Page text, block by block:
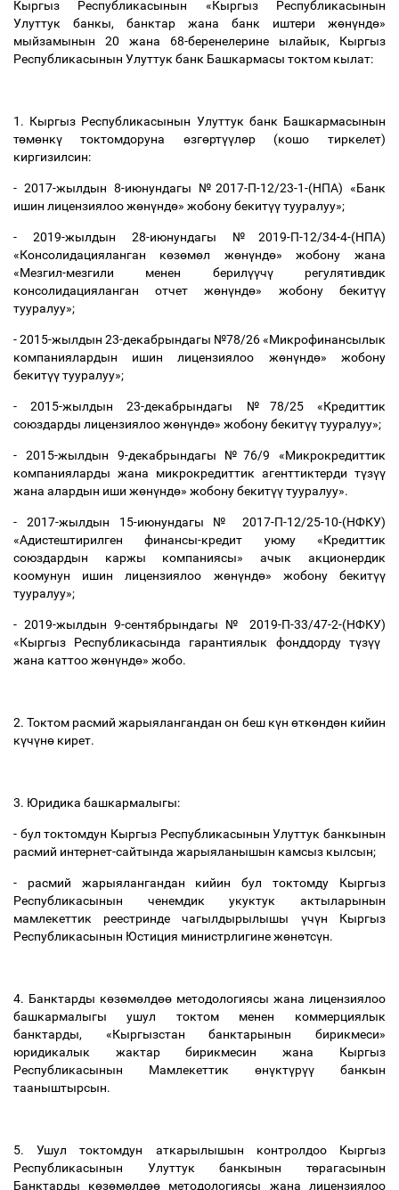
Кыргыз Республикасынын «Кыргыз Республикасынын
Улуттук банкы, банктар жана банк иштери жөнүндө»
мыйзамынын 20 жана 68-беренелерине ылайык, Кыргыз
Республикасынын Улуттук банк Башкармасы токтом кылат:
1. Кыргыз Республикасынын Улуттук банк Башкармасынын
төмөнкү токтомдоруна өзгөртүүлөр (кошо тиркелет)
киргизилсин:
- 2017-жылдын 8-июнундагы №2017-П-12/23-1-(НПА) «Банк
ишин лицензиялоо жөнүндө» жобону бекитүүтууралуу»;
- 2019-жылдын 28-июнундагы №2019-П-12/34-4-(НПА)
«Консолидацияланган көзөмөл жөнүндө» жобону жана
«Мезгил-мезгили менен берилүүчүрегулятивдик
консолидацияланган отчет жөнүндө» жобону бекитүү
тууралуу»;
- 2015-жылдын 23-декабрындагы №78/26 «Микрофинансылык
компаниялардын ишин лицензиялоо жөнүндө» жобону
бекитүүтууралуу»;
- 2015-жылдын 23-декабрындагы №78/25 «Кредиттик
союздарды лицензиялоо жөнүндө» жобону бекитүүтууралуу»;
- 2015-жылдын 9-декабрындагы №76/9 «Микрокредиттик
компанияларды жана микрокредиттик агенттиктерди түзүү
жана алардын иши жөнүндө» жобону бекитүүтууралуу».
- 2017-жылдын 15-июнундагы № 2017-П-12/25-10-(НФКУ)
«Адистештирилген финансы-кредит уюму «Кредиттик
союздардын каржы компаниясы» ачык акционердик
коомунун ишин лицензиялоо жөнүндө» жобону бекитүү
тууралуу»;
- 2019-жылдын 9-сентябрындагы № 2019-П-33/47-2-(НФКУ)
«Кыргыз Республикасында гарантиялык фонддорду түзүү
жана каттоо жөнүндө» жобо.
2. Токтом расмий жарыялангандан он беш күн өткөндөн кийин
күчүнө кирет.
3. Юридика башкармалыгы:
- бул токтомдун Кыргыз Республикасынын Улуттук банкынын
расмий интернет-сайтында жарыяланышын камсыз кылсын;
- расмий жарыялангандан кийин бул токтомду Кыргыз
Республикасынын ченемдик укуктук актыларынын
мамлекеттик реестринде чагылдырылышы үчүн Кыргыз
Республикасынын Юстиция министрлигине жөнөтсүн.
4. Банктарды көзөмөлдөө методологиясы жана лицензиялоо
башкармалыгы ушул токтом менен коммерциялык
банктарды, «Кыргызстан банктарынын бирикмеси»
юридикалык жактар бирикмесин жана Кыргыз
Республикасынын Мамлекеттик өнүктүрүү банкын
тааныштырсын.
5. Ушул токтомдун аткарылышын контролдоо Кыргыз
Республикасынын Улуттук банкынын төрагасынын
Банктарды көзөмөлдөө методологиясы жана лицензиялоо